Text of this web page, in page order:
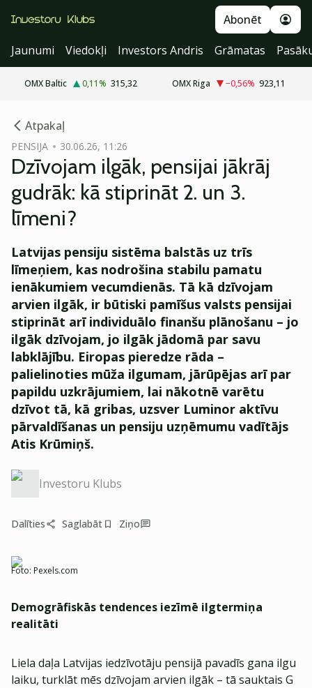
Abonēt
Jaunumi
Viedokļi Investors Andris Grāmatas
OMX Baltic 0,11% 315,32 OMX Riga −0,56% 923,11
Atpakaļ
PENSIJA 30.06.26, 11:26
Dzīvojam ilgāk, pensijai jākrāj
gudrāk: kā stiprināt 2. un 3.
līmeni?
Latvijas pensiju sistēma balstās uz trīs
līmeņiem, kas nodrošina stabilu pamatu
ienākumiem vecumdienās. Tā kā dzīvojam
arvien ilgāk, ir būtiski pamīšus valsts pensijai
stiprināt arī individuālo finanšu plānošanu – jo
ilgāk dzīvojam, jo ilgāk jādomā par savu
labklājību. Eiropas pieredze rāda –
palielinoties mūža ilgumam, jārūpējas arī par
papildu uzkrājumiem, lai nākotnē varētu
dzīvot tā, kā gribas, uzsver Luminor aktīvu
pārvaldīšanas un pensiju uzņēmumu vadītājs
Atis Krūmiņš.
Investoru Klubs
Dalīties Saglabāt Ziņo
Foto: Pexels.com
Demogrāfiskās tendences iezīmē ilgtermiņa
realitāti
Liela daļa Latvijas iedzīvotāju pensijā pavadīs gana ilgu
laiku, turklāt mēs dzīvojam arvien ilgāk – tā sauktais G